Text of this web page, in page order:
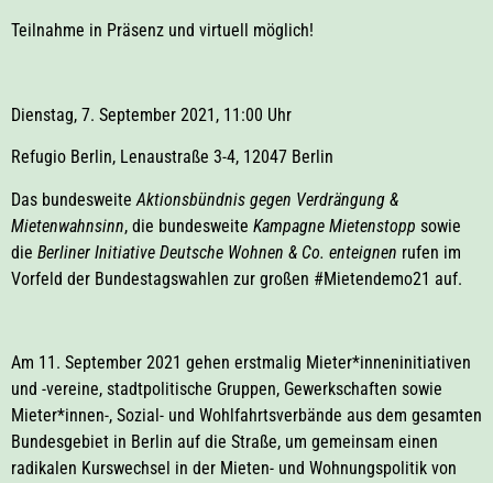
Teilnahme in Präsenz und virtuell möglich!
Dienstag, 7. September 2021, 11:00 Uhr
Refugio Berlin, Lenaustraße 3-4, 12047 Berlin
Das bundesweite Aktionsbündnis gegen Verdrängung &
Mietenwahnsinn, die bundesweite Kampagne Mietenstopp sowie
die Berliner Initiative Deutsche Wohnen & Co. enteignen rufen im
Vorfeld der Bundestagswahlen zur großen #Mietendemo21 auf.
Am 11. September 2021 gehen erstmalig Mieter*inneninitiativen
und -vereine, stadtpolitische Gruppen, Gewerkschaften sowie
Mieter*innen-, Sozial- und Wohlfahrtsverbände aus dem gesamten
Bundesgebiet in Berlin auf die Straße, um gemeinsam einen
radikalen Kurswechsel in der Mieten- und Wohnungspolitik von